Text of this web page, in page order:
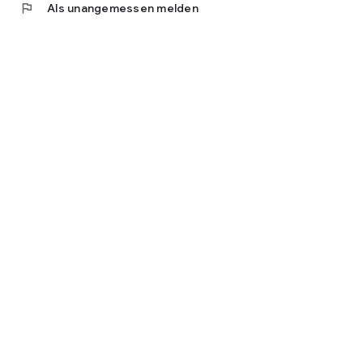
flag Als unangemessen melden